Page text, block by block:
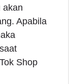
akan
Apabila
Shop